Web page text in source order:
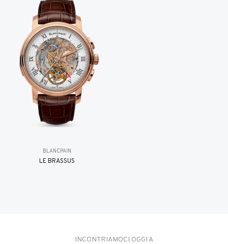
BLANCPAIN
LE BRASSUS
INCONTRIAMOCI OGGI A